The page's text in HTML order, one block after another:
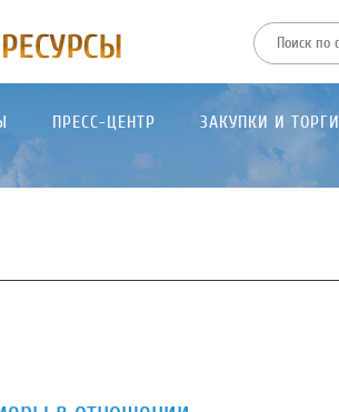
ПРЕСС-ЦЕНТР ЗАКУПКИ И ТОРГИ